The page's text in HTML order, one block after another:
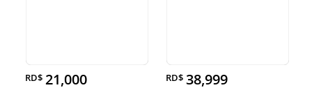
RD$ 21,000 RD$ 38,999